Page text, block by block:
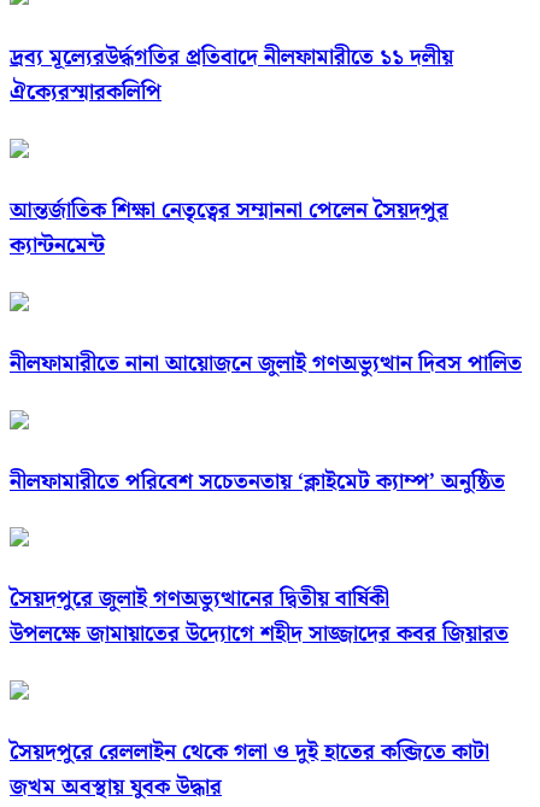
দ্রব্য মূল্যেরউর্দ্ধগতির প্রতিবাদে নীলফামারীতে ১১ দলীয়
ঐক্যেরস্মারকলিপি
আন্তর্জাতিক শিক্ষা নেতৃত্বের সম্মাননা পেলেন সৈয়দপুর
ক্যান্টনমেন্ট
নীলফামারীতে নানা আয়োজনে জুলাই গণঅভ্যুত্থান দিবস পালিত
নীলফামারীতে পরিবেশ সচেতনতায় ‘ক্লাইমেট ক্যাম্প’ অনুষ্ঠিত
সৈয়দপুরে জুলাই গণঅভ্যুত্থানের দ্বিতীয় বার্ষিকী
উপলক্ষে জামায়াতের উদ্যোগে শহীদ সাজ্জাদের কবর জিয়ারত
সৈয়দপুরে রেললাইন থেকে গলা ও দুই হাতের কব্জিতে কাটা
জখম অবস্থায় যুবক উদ্ধার